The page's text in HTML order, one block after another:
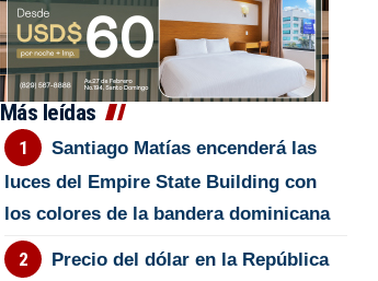
Más leídas
Santiago Matías encenderá las
luces del Empire State Building con
los colores de la bandera dominicana
Precio del dólar en la República